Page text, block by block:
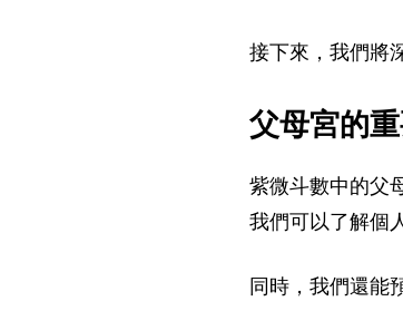
接下來，我們將
父母宮的
紫微斗數中的父
我們可以了解個
同時，我們還能